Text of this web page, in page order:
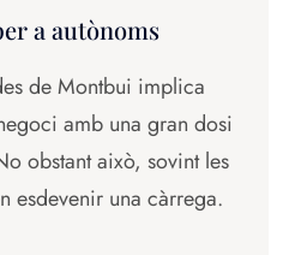
a autònoms
de Montbui implica
amb una gran dosi
obstant això, sovint les
esdevenir una càrrega.